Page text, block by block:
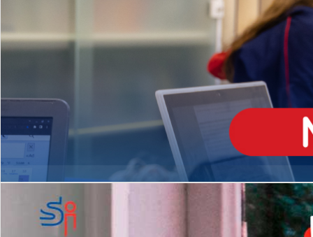
Matrículas Abertas 2026
MÉDIO
igh School
Dupla Diplomação
2º AO 5º ANO FUNDAMENTAL